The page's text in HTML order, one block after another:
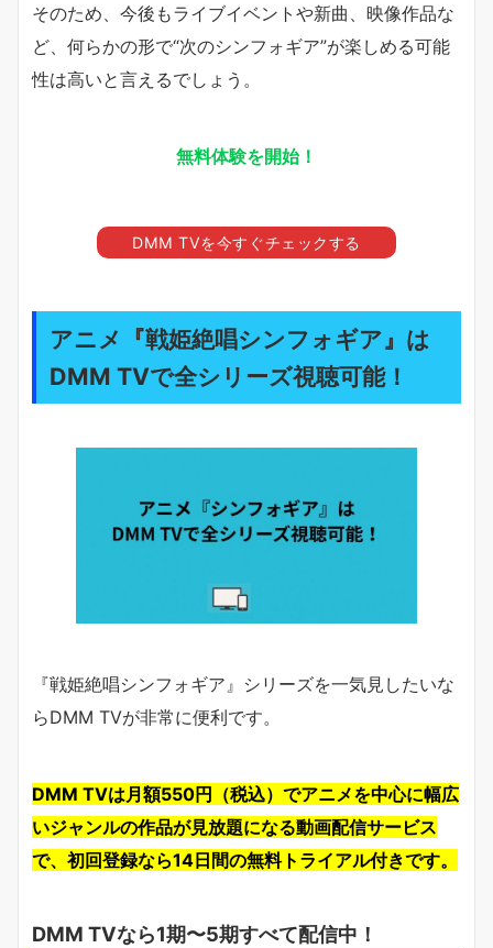
そのため、今後もライブイベントや新曲、映像作品な
ど、何らかの形で“次のシンフォギア”が楽しめる可能
性は高いと言えるでしょう。
無料体験を開始！
DMM TVを今すぐチェックする
アニメ『戦姫絶唱シンフォギア』は
DMM TVで全シリーズ視聴可能！
『戦姫絶唱シンフォギア』シリーズを一気見したいな
らDMM TVが非常に便利です。
DMM TVは月額550円（税込）でアニメを中心に幅広
いジャンルの作品が見放題になる動画配信サービス
で、初回登録なら14日間の無料トライアル付きです。
DMM TVなら1期〜5期すべて配信中！